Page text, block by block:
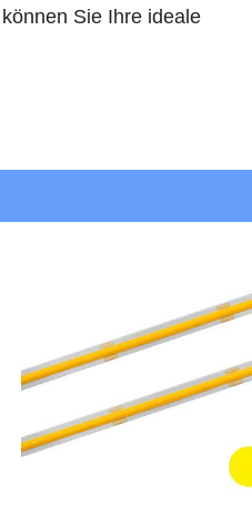
Sie Ihre ideale